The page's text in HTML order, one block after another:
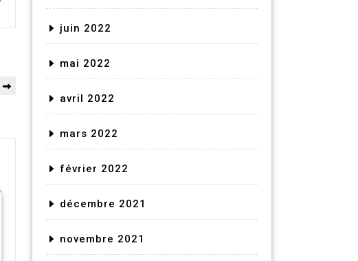
juin 2022
mai 2022
avril 2022
mars 2022
février 2022
décembre 2021
novembre 2021